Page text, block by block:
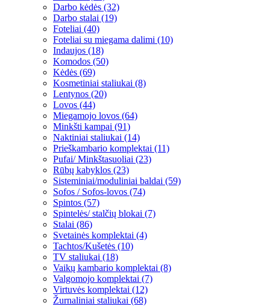
Darbo kėdės (32)
Darbo stalai (19)
Foteliai (40)
Foteliai su miegama dalimi (10)
Indaujos (18)
Komodos (50)
Kėdės (69)
Kosmetiniai staliukai (8)
Lentynos (20)
Lovos (44)
Miegamojo lovos (64)
Minkšti kampai (91)
Naktiniai staliukai (14)
Prieškambario komplektai (11)
Pufai/ Minkštasuoliai (23)
Rūbų kabyklos (23)
Sisteminiai/moduliniai baldai (59)
Sofos / Sofos-lovos (74)
Spintos (57)
Spintelės/ stalčių blokai (7)
Stalai (86)
Svetainės komplektai (4)
Tachtos/Kušetės (10)
TV staliukai (18)
Vaikų kambario komplektai (8)
Valgomojo komplektai (7)
Virtuvės komplektai (12)
Žurnaliniai staliukai (68)